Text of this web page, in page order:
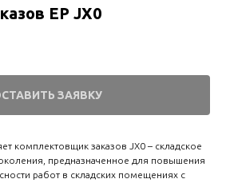
EP JX0
ЗАЯВКУ
комплектовщик заказов JX0 – складское
предназначенное для повышения
работ в складских помещениях с